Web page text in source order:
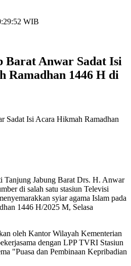
WIB
Barat Anwar Sadat Isi
Ramadhan 1446 H di
Jabung Barat Drs. H. Anwar
di salah satu stasiun Televisi
syiar agama Islam pada
1446 H/2025 M, Selasa
oleh Kantor Wilayah Kementerian
dengan LPP TVRI Stasiun
"Puasa dan Pembinaan Kepribadian